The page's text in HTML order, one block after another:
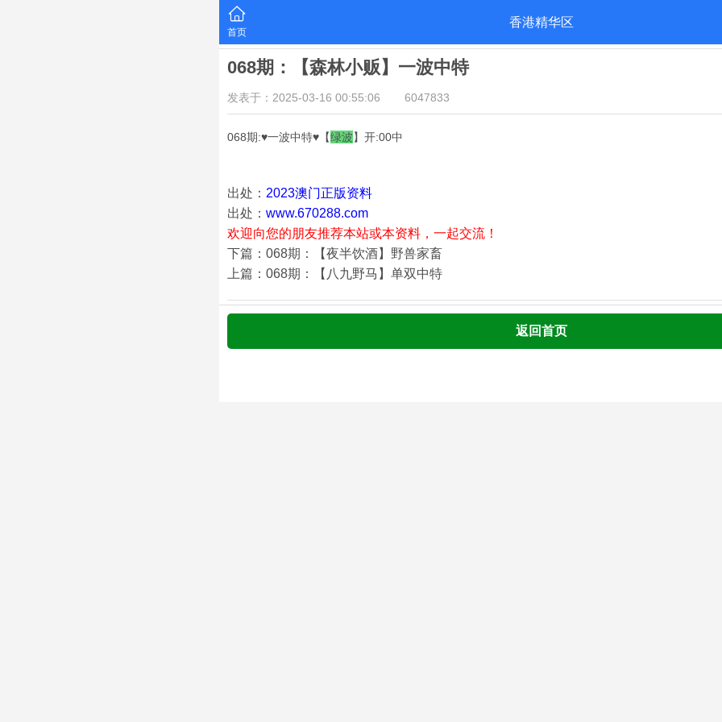
首页
香港精华区
068期：【森林小贩】一波中特
发表于：2025-03-16 00:55:06 6047833
068期:♥一波中特♥【绿波】开:00中
出处： 2023澳门正版资料
出处： www.670288.com
欢迎向您的朋友推荐本站或本资料，一起交流！
下篇：068期：【夜半饮酒】野兽家畜
上篇：068期：【八九野马】单双中特
返回首页